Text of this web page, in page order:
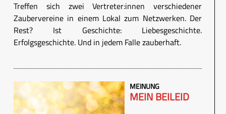
Treffen sich zwei Vertreter:innen verschiedener
Zaubervereine in einem Lokal zum Netzwerken. Der
Rest? Ist Geschichte: Liebesgeschichte.
Erfolgsgeschichte. Und in jedem Falle zauberhaft.
MEINUNG
MEIN BEILEID